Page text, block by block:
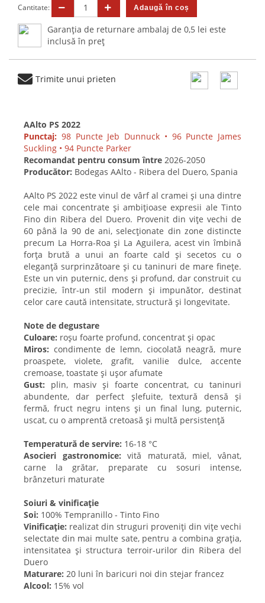
Cantitate:
Garanția de returnare ambalaj de 0,5 lei este
inclusă în preț
Trimite unui prieten
AAlto PS 2022
Punctaj: 98 Puncte Jeb Dunnuck • 96 Puncte James
Suckling • 94 Puncte Parker
Recomandat pentru consum între 2026-2050
Producător: Bodegas AAlto - Ribera del Duero, Spania
AAlto PS 2022 este vinul de vârf al cramei și una dintre
cele mai concentrate și ambițioase expresii ale Tinto
Fino din Ribera del Duero. Provenit din vițe vechi de
60 până la 90 de ani, selecționate din zone distincte
precum La Horra-Roa și La Aguilera, acest vin îmbină
forța brută a unui an foarte cald și secetos cu o
eleganță surprinzătoare și cu taninuri de mare finețe.
Este un vin puternic, dens și profund, dar construit cu
precizie, într-un stil modern și impunător, destinat
celor care caută intensitate, structură și longevitate.
Note de degustare
Culoare: roșu foarte profund, concentrat și opac
Miros: condimente de lemn, ciocolată neagră, mure
proaspete, violete, grafit, vanilie dulce, accente
cremoase, toastate și ușor afumate
Gust: plin, masiv și foarte concentrat, cu taninuri
abundente, dar perfect șlefuite, textură densă și
fermă, fruct negru intens și un final lung, puternic,
uscat, cu o amprentă cretoasă și multă persistență
Temperatură de servire: 16-18 °C
Asocieri gastronomice: vită maturată, miel, vânat,
carne la grătar, preparate cu sosuri intense,
brânzeturi maturate
Soiuri & vinificație
Soi: 100% Tempranillo - Tinto Fino
Vinificație: realizat din struguri proveniți din vițe vechi
selectate din mai multe sate, pentru a combina grația,
intensitatea și structura terroir-urilor din Ribera del
Duero
Maturare: 20 luni în baricuri noi din stejar francez
Alcool: 15% vol